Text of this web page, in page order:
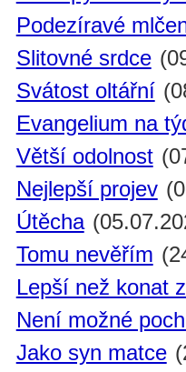
Podezíravé
Slitovné srdce
Svátost oltářní
Evangelium na
Větší odolnost
Nejlepší projev
Útěcha
Tomu nevěřím
Lepší než konat
Není možné
Jako syn matce